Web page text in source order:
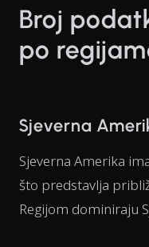
Broj
po
Sjeverna
Sjeverna Amerika
što predstavlja
Regijom dominiraju